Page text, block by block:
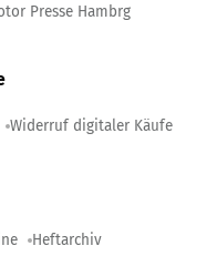
Presse Hambrg
Widerruf digitaler Käufe
Heftarchiv